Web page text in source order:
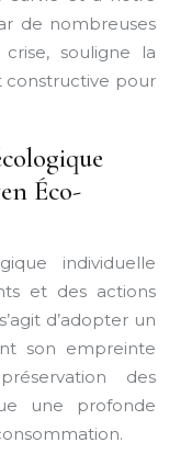
de nombreuses
souligne la
constructive pour
Éco-
individuelle
et des actions
d’adopter un
son empreinte
des
une profonde